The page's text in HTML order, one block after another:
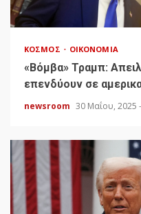
ΚΌΣΜΟΣ ΟΙΚΟΝΟΜΊΑ
«Bόμβα» Τραμπ:
επενδύουν σε
newsroom 30 Μαΐου, 2025